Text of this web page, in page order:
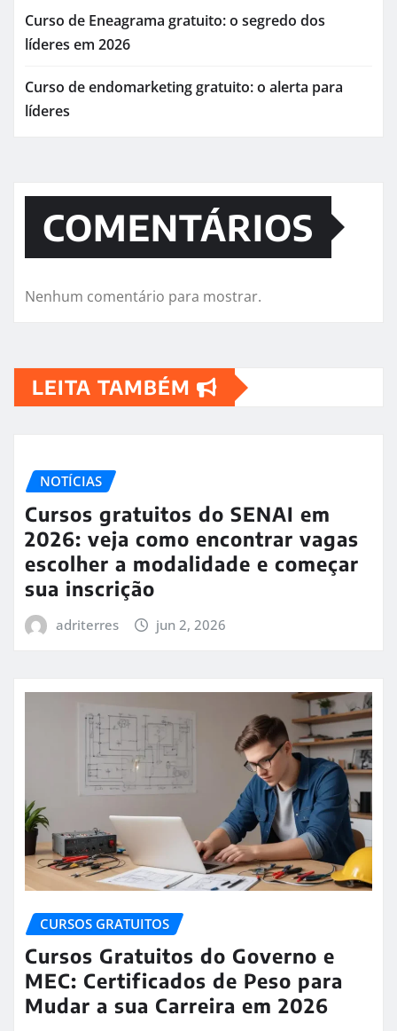
Curso de Eneagrama gratuito: o segredo dos
líderes em 2026
Curso de endomarketing gratuito: o alerta para
líderes
COMENTÁRIOS
Nenhum comentário para mostrar.
LEITA TAMBÉM
NOTÍCIAS
Cursos gratuitos do SENAI em
2026: veja como encontrar vagas
escolher a modalidade e começar
sua inscrição
adriterres jun 2, 2026
CURSOS GRATUITOS
Cursos Gratuitos do Governo e
MEC: Certificados de Peso para
Mudar a sua Carreira em 2026